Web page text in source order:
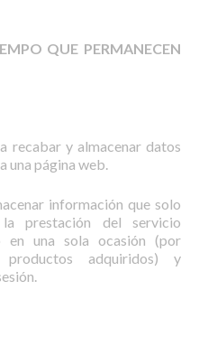
QUE PERMANECEN
recabar y almacenar datos
una página web.
información que solo
prestación del servicio
una sola ocasión (por
adquiridos) y